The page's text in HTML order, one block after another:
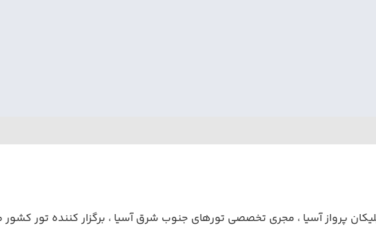
پرواز آسیا ، مجری تخصصی تورهای جنوب شرق آسیا ، برگزار کننده تور کشور